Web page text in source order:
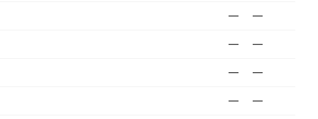
— —
— —
— —
— —